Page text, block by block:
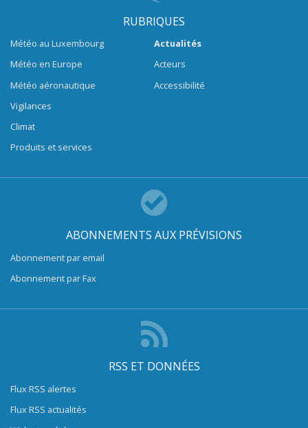
RUBRIQUES
Météo au Luxembourg
Météo en Europe
Météo aéronautique
Vigilances
Climat
Produits et services
Actualités
Acteurs
Accessibilité
ABONNEMENTS AUX PRÉVISIONS
Abonnement par email
Abonnement par Fax
RSS ET DONNÉES
Flux RSS alertes
Flux RSS actualités